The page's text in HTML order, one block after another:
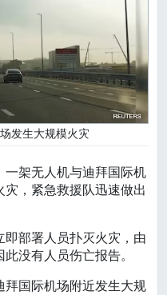
发生大规模火灾
一架无人机与迪拜国际机
，紧急救援队迅速做出
部署人员扑灭火灾，由
没有人员伤亡报告。
国际机场附近发生大规